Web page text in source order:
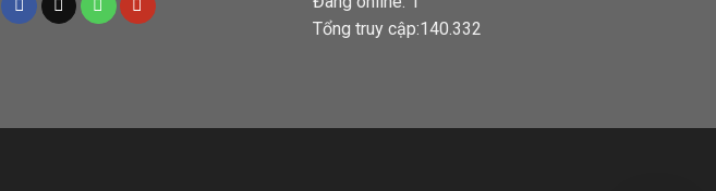
Tổng truy cập:140.332